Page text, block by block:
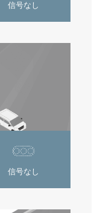
信号なし
信号なし